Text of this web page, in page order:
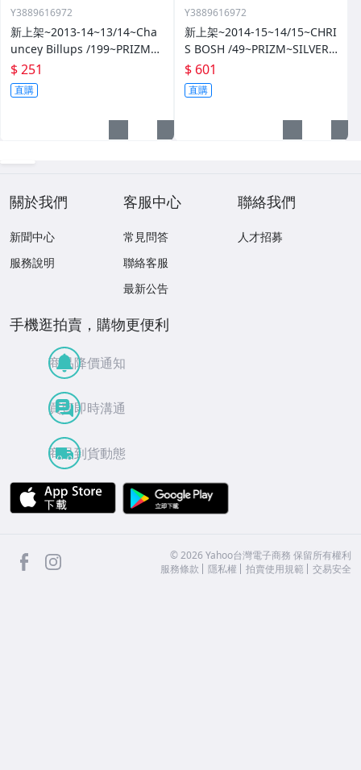
Y3889616972
新上架~2013-14~13/14~Cha
uncey Billups /199~PRIZM~S
ILVER~藍亮~限量/199~10601
14-1
$ 251
直購
Y3889616972
新上架~2014-15~14/15~CHRI
S BOSH /49~PRIZM~SILVER~
紅亮~低限量/49~1060114-1
$ 601
直購
關於我們
新聞中心
服務說明
客服中心
常見問答
聯絡客服
最新公告
聯絡我們
人才招募
手機逛拍賣，購物更便利
商品降價通知
買賣即時溝通
商品到貨動態
APP Store
facebook ©2026 Yahoo台灣電子商務 保留所有權利
服務條款
隱私權 拍賣使用規範 交易安全